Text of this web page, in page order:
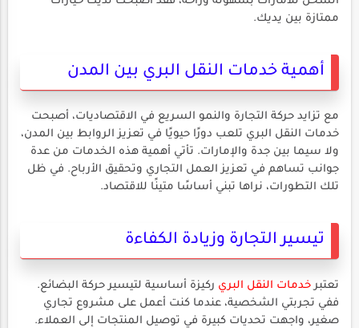
ممتازة بين يديك.
أهمية خدمات النقل البري بين المدن
مع تزايد حركة التجارة والنمو السريع في الاقتصاديات، أصبحت
خدمات النقل البري تلعب دورًا حيويًا في تعزيز الروابط بين المدن،
ولا سيما بين جدة والإمارات. تأتي أهمية هذه الخدمات من عدة
جوانب تساهم في تعزيز العمل التجاري وتحقيق الأرباح. في ظل
تلك التطورات، نراها تبني أساسًا متينًا للاقتصاد.
تيسير التجارة وزيادة الكفاءة
تعتبر خدمات النقل البري ركيزة أساسية لتيسير حركة البضائع.
ففي تجربتي الشخصية، عندما كنت أعمل على مشروع تجاري
صغير، واجهت تحديات كبيرة في توصيل المنتجات إلى العملاء.